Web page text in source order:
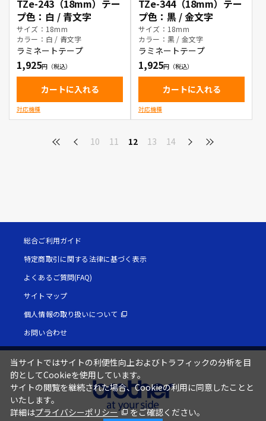
TZe-243（18mm）テー
プ色：白 / 青文字
サイズ：18mm
カラー：白 / 青文字
ラミネートテープ
1,925
カートに入れる
対応機種
TZe-344（18mm）テー
プ色：黒 / 金文字
サイズ：18mm
カラー：黒 / 金文字
ラミネートテープ
1,925
カートに入れる
対応機種
10 11 12 13 14
総合ご利用ガイド
特定商取引に関する法律に基づく表示
よくあるご質問(FAQ)
サイトマップ
個人情報の取り扱いについて
お問い合わせ
当サイトではサイトの利便性向上およびトラフィックの分析を目
的としてCookieを使用しています。
サイトの閲覧を継続された場合、Cookieの利用に同意したことと
いたします。
詳細はプライバシーポリシー をご確認ください。